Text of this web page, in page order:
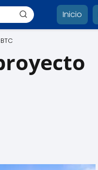
Inicio